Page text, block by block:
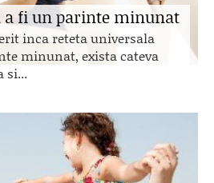
a fi un parinte minunat
inca reteta universala
minunat, exista cateva
si...